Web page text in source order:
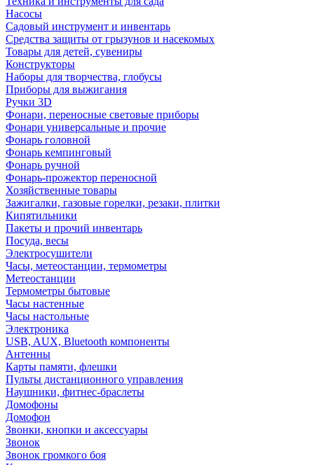
Насосы
Садовый инструмент и инвентарь
Средства защиты от грызунов и насекомых
Товары для детей, сувениры
Конструкторы
Наборы для творчества, глобусы
Приборы для выжигания
Ручки 3D
Фонари, переносные световые приборы
Фонари универсальные и прочие
Фонарь головной
Фонарь кемпинговый
Фонарь ручной
Фонарь-прожектор переносной
Хозяйственные товары
Зажигалки, газовые горелки, резаки, плитки
Кипятильники
Пакеты и прочий инвентарь
Посуда, весы
Электросушители
Часы, метеостанции, термометры
Метеостанции
Термометры бытовые
Часы настенные
Часы настольные
Электроника
USB, AUX, Bluetooth компоненты
Антенны
Карты памяти, флешки
Пульты дистанционного управления
Наушники, фитнес-браслеты
Домофоны
Домофон
Звонки, кнопки и аксессуары
Звонок
Звонок громкого боя